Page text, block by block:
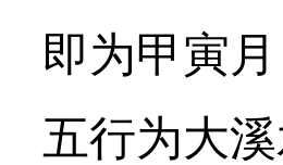
即为甲寅
五行为大